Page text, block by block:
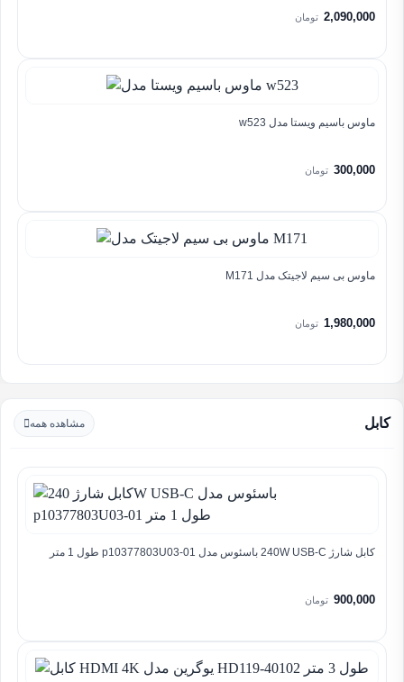
2,090,000 تومان
ماوس باسیم ویستا مدل w523
300,000 تومان
ماوس بی سیم لاجیتک مدل M171
1,980,000 تومان
کابل مشاهده همه
کابل شارژ 240W USB-C باسئوس مدل p10377803U03-01 طول 1 متر
900,000 تومان